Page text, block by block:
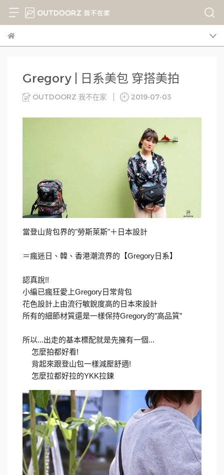
Gregory | 日系美包 穿搭美拍
OUTDOORZ 我不在家 2019-07-03
當登山背包界的"勞斯萊斯"＋日本設計
＝瘋迷日、韓、香港潮流界的【Gregory日系】
認真說!!
小編已瘋狂愛上Gregory日常背包
花色設計上由流行敏銳度高的日本來設計
所有的細節材質還是一樣保持Gregory的”高品質”
所以...出走的基本標配就是先擁有一個...
怎麼拍都好看!
背起來跟登山包一樣減壓舒適!
怎麼拉都好拉的YKK拉鍊